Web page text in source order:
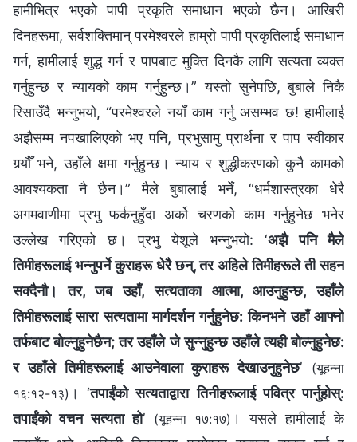
हामीभित्र भएको पापी प्रकृति समाधान भएको छैन। आखिरी
दिनहरूमा, सर्वशक्तिमान्‌ परमेश्‍वरले हाम्रो पापी प्रकृतिलाई समाधान
गर्न, हामीलाई शुद्ध गर्न र पापबाट मुक्ति दिनकै लागि सत्यता व्यक्त
गर्नुहुन्छ र न्यायको काम गर्नुहुन्छ।” यस्तो सुनेपछि, बुबाले निकै
रिसाउँदै भन्नुभयो, “परमेश्‍वरले नयाँ काम गर्नु असम्भव छ! हामीलाई
अझैसम्म नपखालिएको भए पनि, प्रभुसामु प्रार्थना र पाप स्वीकार
गर्‍यौँ भने, उहाँले क्षमा गर्नुहुन्छ। न्याय र शुद्धीकरणको कुनै कामको
आवश्यकता नै छैन।” मैले बुबालाई भनेँ, “धर्मशास्त्रका धेरै
अगमवाणीमा प्रभु फर्कनुहुँदा अर्को चरणको काम गर्नुहुनेछ भनेर
उल्लेख गरिएको छ। प्रभु येशूले भन्‍नुभयो: ‘अझै पनि मैले
तिमीहरूलाई भन्‍नुपर्ने कुराहरू धेरै छन्, तर अहिले तिमीहरूले ती सहन
सक्‍दैनौ। तर, जब उहाँ, सत्यताका आत्मा, आउनुहुन्छ, उहाँले
तिमीहरूलाई सारा सत्यतामा मार्गदर्शन गर्नुहुनेछ: किनभने उहाँ आफ्‍नो
तर्फबाट बोल्‍नुहुनेछैन; तर उहाँले जे सुन्‍नुहुन्‍छ उहाँले त्यही बोल्‍नुहुनेछ:
र उहाँले तिमीहरूलाई आउनेवाला कुराहरू देखाउनुहुनेछ’ (यूहन्‍ना
१६:१२-१३) । ‘तपाईंको सत्यताद्वारा तिनीहरूलाई पवित्र पार्नुहोस्:
तपाईंको वचन सत्यता हो’ (यूहन्‍ना १७:१७) । यसले हामीलाई के